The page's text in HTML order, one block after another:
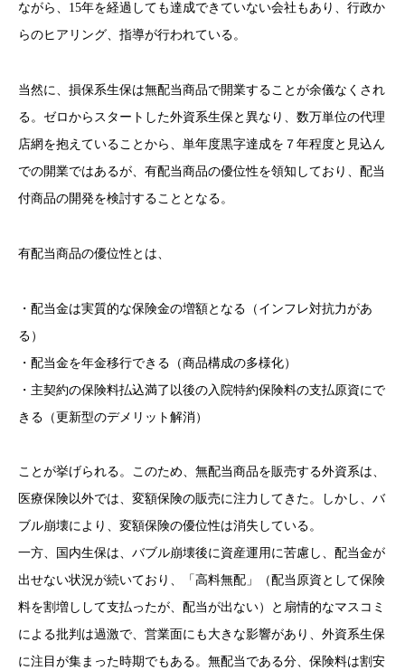
ながら、15年を経過しても達成できていない会社もあり、行政か
らのヒアリング、指導が行われている。
当然に、損保系生保は無配当商品で開業することが余儀なくされ
る。ゼロからスタートした外資系生保と異なり、数万単位の代理
店網を抱えていることから、単年度黒字達成を７年程度と見込ん
での開業ではあるが、有配当商品の優位性を領知しており、配当
付商品の開発を検討することとなる。
有配当商品の優位性とは、
・配当金は実質的な保険金の増額となる（インフレ対抗力があ
る）
・配当金を年金移行できる（商品構成の多様化）
・主契約の保険料払込満了以後の入院特約保険料の支払原資にで
きる（更新型のデメリット解消）
ことが挙げられる。このため、無配当商品を販売する外資系は、
医療保険以外では、変額保険の販売に注力してきた。しかし、バ
ブル崩壊により、変額保険の優位性は消失している。
一方、国内生保は、バブル崩壊後に資産運用に苦慮し、配当金が
出せない状況が続いており、「高料無配」（配当原資として保険
料を割増しして支払ったが、配当が出ない）と扇情的なマスコミ
による批判は過激で、営業面にも大きな影響があり、外資系生保
に注目が集まった時期でもある。無配当である分、保険料は割安